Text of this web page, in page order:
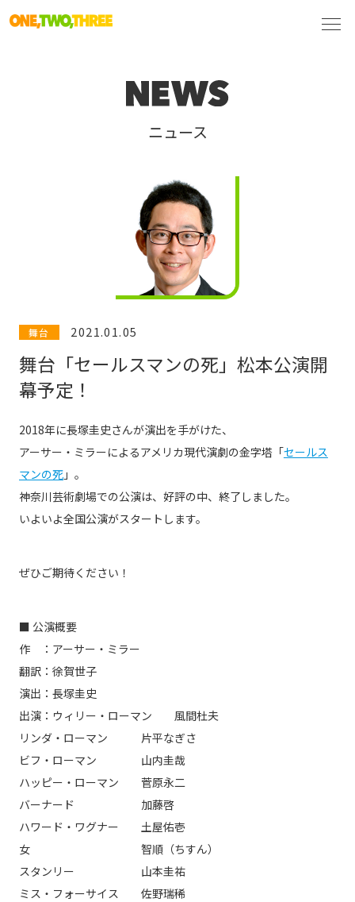
ニュース
舞台 2021.01.05
舞台「セールスマンの死」松本公演開
幕予定！
2018年に長塚圭史さんが演出を手がけた、
アーサー・ミラーによるアメリカ現代演劇の金字塔「セールス
マンの死」。
神奈川芸術劇場での公演は、好評の中、終了しました。
いよいよ全国公演がスタートします。
ぜひご期待ください！
■ 公演概要
作 ：アーサー・ミラー
翻訳：徐賀世子
演出：長塚圭史
出演：ウィリー・ローマン 風間杜夫
リンダ・ローマン 片平なぎさ
ビフ・ローマン 山内圭哉
ハッピー・ローマン 菅原永二
バーナード 加藤啓
ハワード・ワグナー 土屋佑壱
女 智順（ちすん）
スタンリー 山本圭祐
ミス・フォーサイス 佐野瑞稀